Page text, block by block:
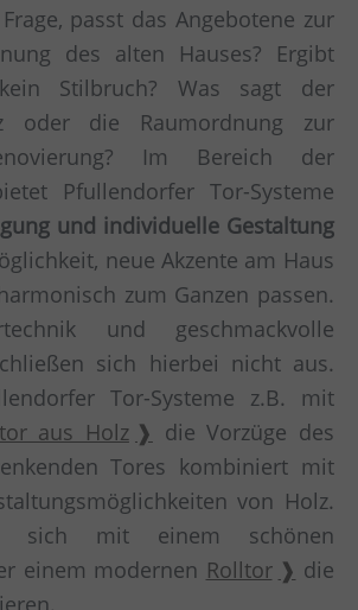
passt das Angebotene zur
des alten Hauses? Ergibt
Stilbruch? Was sagt der
oder die Raumordnung zur
Im Bereich der
Pfullendorfer Tor-Systeme
und individuelle Gestaltung
neue Akzente am Haus
zum Ganzen passen.
und geschmackvolle
sich hierbei nicht aus.
Tor-Systeme z.B. mit
aus Holz
die Vorzüge des
Tores kombiniert mit
von Holz.
sich mit einem schönen
einem modernen Rolltor
die